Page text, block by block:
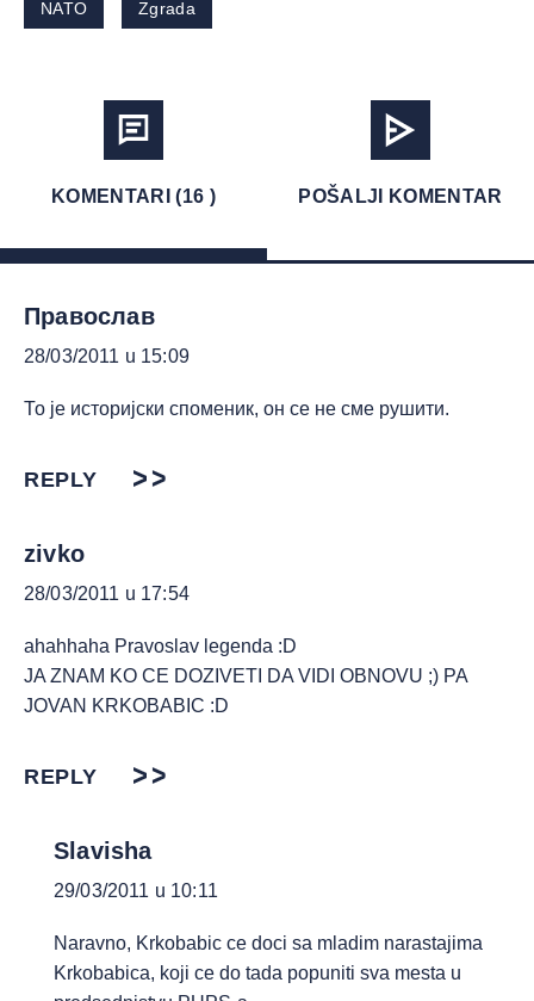
NATO Zgrada
KOMENTARI (16 ) POŠALJI KOMENTAR
Православ
28/03/2011 u 15:09
То је историјски споменик, он се не сме рушити.
REPLY
zivko
28/03/2011 u 17:54
ahahhaha Pravoslav legenda :D
JA ZNAM KO CE DOZIVETI DA VIDI OBNOVU ;) PA
JOVAN KRKOBABIC :D
REPLY
Slavisha
29/03/2011 u 10:11
Naravno, Krkobabic ce doci sa mladim narastajima
Krkobabica, koji ce do tada popuniti sva mesta u